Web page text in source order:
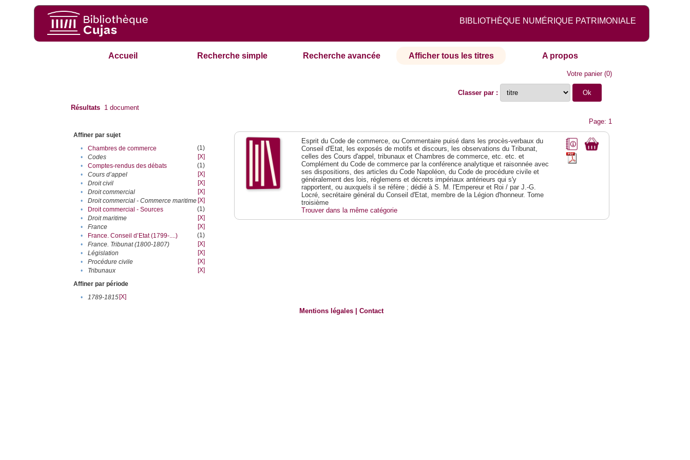
BIBLIOTHÈQUE NUMÉRIQUE PATRIMONIALE
Accueil Recherche simple Recherche avancée Afficher tous les titres A propos
Votre panier(0)
Classer par :
Résultats 1 document
Page: 1
Affiner par sujet
•
Chambres de commerce
(1)
•
Codes
[X]
•
Comptes-rendus des débats
(1)
•
Cours d’appel
[X]
•
Droit civil
[X]
•
Droit commercial
[X]
•
Droit commercial - Commerce maritime [X]
•
Droit commercial - Sources
(1)
•
Droit maritime
[X]
•
France
[X]
•
France. Conseil d’Etat (1799-....)
(1)
•
France. Tribunat (1800-1807)
[X]
•
Législation
[X]
•
Procédure civile
[X]
•
Tribunaux
[X]
Affiner par période
•
1789-1815[X]
Esprit du Code de commerce, ou Commentaire puisé dans les procès-verbaux du
Conseil d'Etat, les exposés de motifs et discours, les observations du Tribunat,
celles des Cours d'appel, tribunaux et Chambres de commerce, etc. etc. et
Complément du Code de commerce par la conférence analytique et raisonnée avec
ses dispositions, des articles du Code Napoléon, du Code de procédure civile et
généralement des lois, réglemens et décrets impériaux antérieurs qui s'y
rapportent, ou auxquels il se réfère ; dédié à S. M. l'Empereur et Roi / par J.-G.
Locré, secrétaire général du Conseil d'Etat, membre de la Légion d'honneur. Tome
troisième
Trouver dans la même catégorie
Mentions légales |Contact